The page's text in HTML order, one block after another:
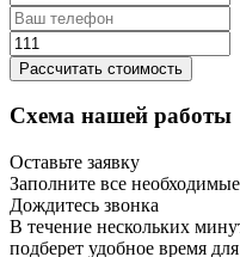
Рассчитать стоимость
Схема нашей работы
Оставьте заявку
Заполните все
Дождитесь звонка
В течение нескольких
подберет удобное время